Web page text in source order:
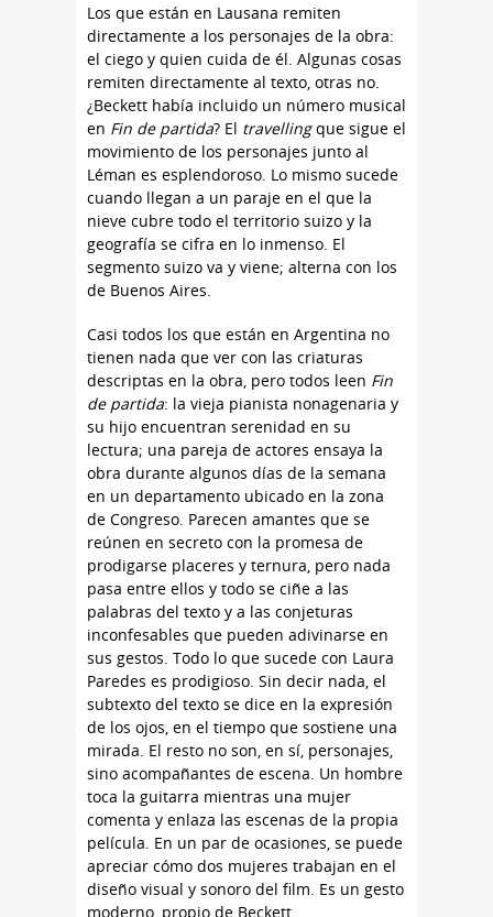
Los que están en Lausana remiten
directamente a los personajes de la obra:
el ciego y quien cuida de él. Algunas cosas
remiten directamente al texto, otras no.
¿Beckett había incluido un número musical
en Fin de partida? El travellingque sigue el
movimiento de los personajes junto al
Léman es esplendoroso. Lo mismo sucede
cuando llegan a un paraje en el que la
nieve cubre todo el territorio suizo y la
geografía se cifra en lo inmenso. El
segmento suizo va y viene; alterna con los
de Buenos Aires.
Casi todos los que están en Argentina no
tienen nada que ver con las criaturas
descriptas en la obra, pero todos leen Fin
de partida: la vieja pianista nonagenaria y
su hijo encuentran serenidad en su
lectura; una pareja de actores ensaya la
obra durante algunos días de la semana
en un departamento ubicado en la zona
de Congreso. Parecen amantes que se
reúnen en secreto con la promesa de
prodigarse placeres y ternura, pero nada
pasa entre ellos y todo se ciñe a las
palabras del texto y a las conjeturas
inconfesables que pueden adivinarse en
sus gestos. Todo lo que sucede con Laura
Paredes es prodigioso. Sin decir nada, el
subtexto del texto se dice en la expresión
de los ojos, en el tiempo que sostiene una
mirada. El resto no son, en sí, personajes,
sino acompañantes de escena. Un hombre
toca la guitarra mientras una mujer
comenta y enlaza las escenas de la propia
película. En un par de ocasiones, se puede
apreciar cómo dos mujeres trabajan en el
diseño visual y sonoro del film. Es un gesto
moderno, propio de Beckett.